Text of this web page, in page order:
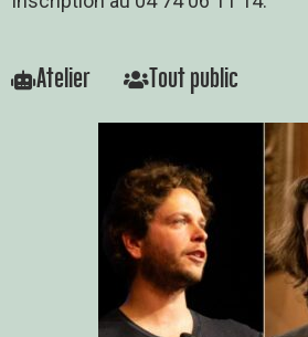
Atelier Tout public